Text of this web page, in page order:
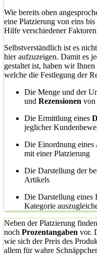
Wie bereits oben
eine Platzierung von eins
Hilfe verschiedener
Selbstverständlich ist es
hier aufzuzeigen. Damit es
gestaltet ist, haben wir
welche die Festlegung der
Die Menge und der
und Rezensionen von
Die Ermittlung eines
jeglicher
Die Einordnung
mit einer Platzierung
Die Darstellung der
Artikels
Die Darstellung eines
Kategorie
Neben der Platzierung
noch Prozentangaben vor.
wie sich der Preis des
allem für wahre